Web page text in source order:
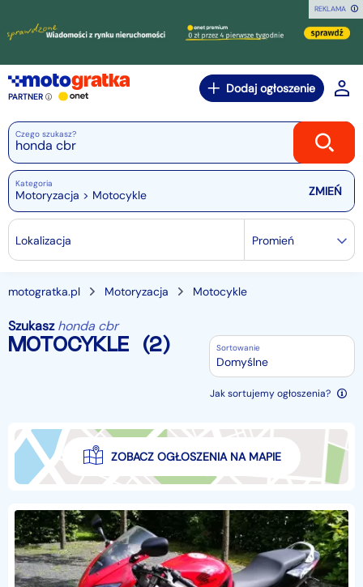
REKLAMA
PARTNER
Dodaj ogłoszenie
Czego szukasz?
Kategoria
Motoryzacja > Motocykle
Lokalizacja Promień
motogratka.pl Motoryzacja Motocykle
Szukasz honda cbr
MOTOCYKLE (2) Sortowanie
Domyślne
Jak sortujemy ogłoszenia?
ZOBACZ OGŁOSZENIA NA MAPIE